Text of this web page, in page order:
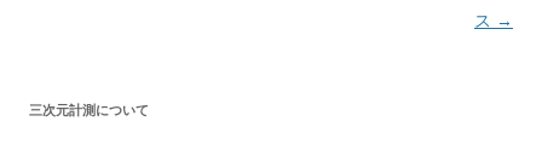
ゲ
ス →
三次元計測について